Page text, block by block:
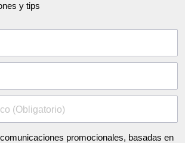
y tips
(Obligatorio)
promocionales, basadas en